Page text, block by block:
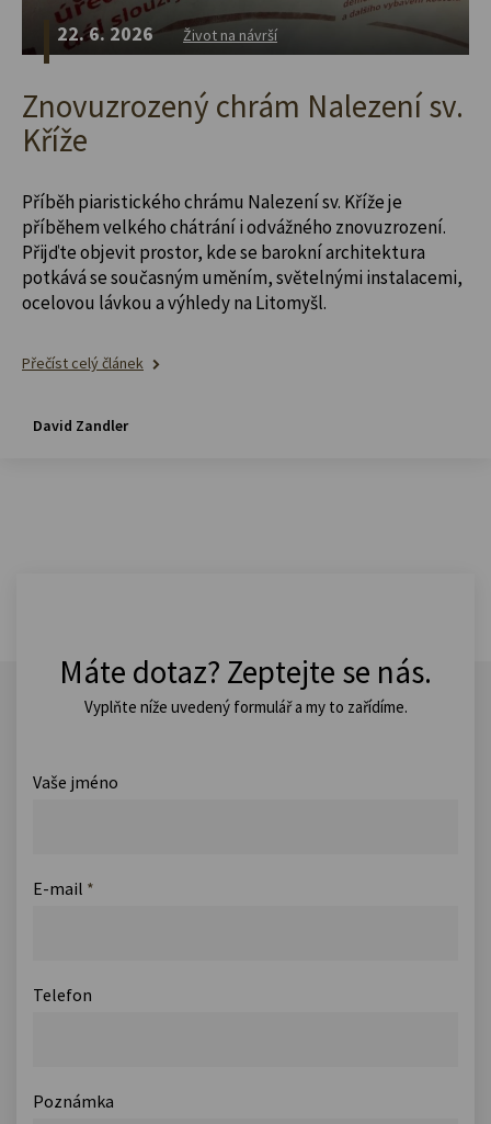
22. 6. 2026 Život na návrší
Znovuzrozený chrám Nalezení sv.
Kříže
Příběh piaristického chrámu Nalezení sv. Kříže je
příběhem velkého chátrání i odvážného znovuzrození.
Přijďte objevit prostor, kde se barokní architektura
potkává se současným uměním, světelnými instalacemi,
ocelovou lávkou a výhledy na Litomyšl.
Přečíst celý článek
David Zandler
Máte dotaz? Zeptejte se nás.
Vyplňte níže uvedený formulář a my to zařídíme.
Vaše jméno
E-mail *
Telefon
Poznámka